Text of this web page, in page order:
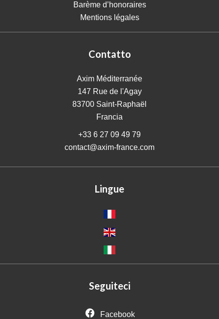
Barème d’honoraires
Mentions légales
Contatto
Axim Méditerranée
147 Rue de l'Agay
83700 Saint-Raphaël
Francia
+33 6 27 09 49 79
contact@axim-france.com
Lingue
Seguiteci
Facebook